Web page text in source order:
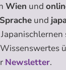
Wien und
und
Newsletter.